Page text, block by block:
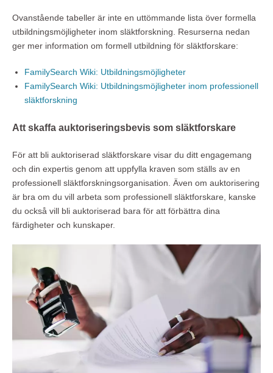
Ovanstående tabeller är inte en uttömmande lista över formella
utbildningsmöjligheter inom släktforskning. Resurserna nedan
ger mer information om formell utbildning för släktforskare:
FamilySearch Wiki: Utbildningsmöjligheter
FamilySearch Wiki: Utbildningsmöjligheter inom professionell
släktforskning
Att skaffa auktoriseringsbevis som släktforskare
För att bli auktoriserad släktforskare visar du ditt engagemang
och din expertis genom att uppfylla kraven som ställs av en
professionell släktforskningsorganisation. Även om auktorisering
är bra om du vill arbeta som professionell släktforskare, kanske
du också vill bli auktoriserad bara för att förbättra dina
färdigheter och kunskaper.